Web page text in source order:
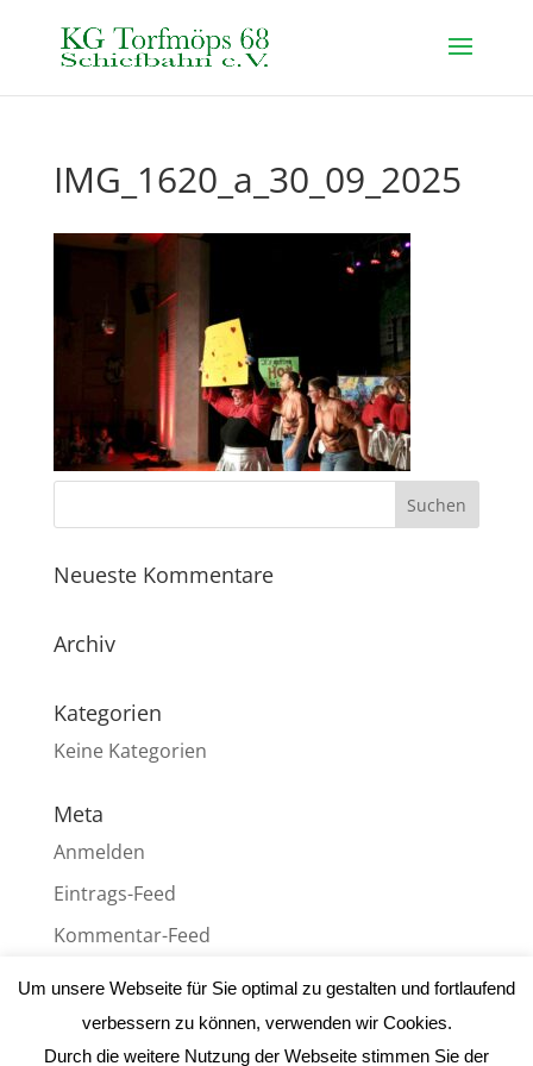
IMG_1620_a_30_09_2025
Neueste Kommentare
Archiv
Kategorien
Keine Kategorien
Meta
Anmelden
Eintrags-Feed
Kommentar-Feed
WordPress.org
Um unsere Webseite für Sie optimal zu gestalten und fortlaufend
verbessern zu können, verwenden wir Cookies.
Durch die weitere Nutzung der Webseite stimmen Sie der